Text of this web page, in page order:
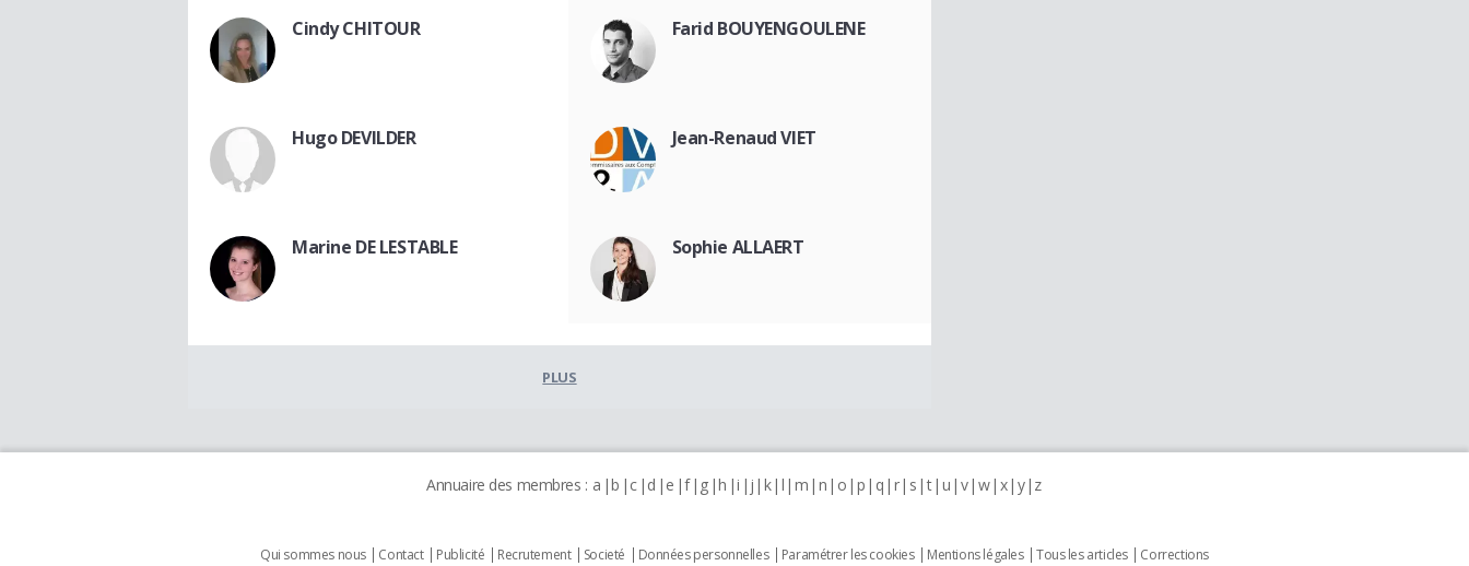
Cindy CHITOUR Farid BOUYENGOULENE
Hugo DEVILDER Jean-Renaud VIET
Marine DE LESTABLE Sophie ALLAERT
PLUS
Annuaire des membres : a b c d e f g h i j k l m n o p q r s t u v w x y z
Qui sommes nous Contact Publicité Recrutement Societé Données personnelles Paramétrer les cookies Mentions légales Tous les articles
Corrections